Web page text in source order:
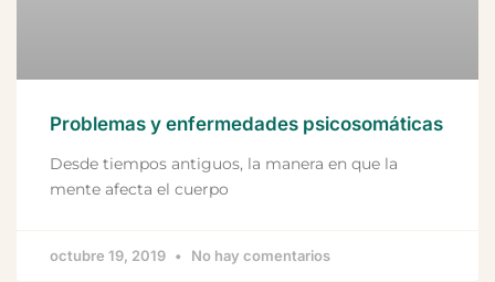
Problemas y enfermedades psicosomáticas
Desde tiempos antiguos, la manera en que la
mente afecta el cuerpo
octubre 19, 2019 No hay comentarios